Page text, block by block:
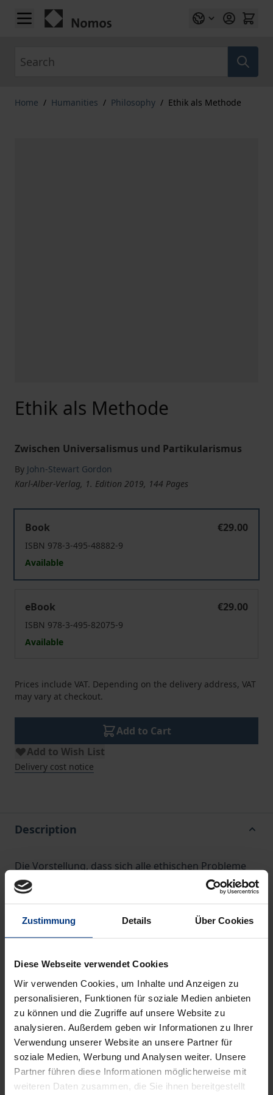
Zustimmung Details Über Cookies
Diese Webseite verwendet Cookies
Wir verwenden Cookies, um Inhalte und Anzeigen zu
personalisieren, Funktionen für soziale Medien anbieten
zu können und die Zugriffe auf unsere Website zu
analysieren. Außerdem geben wir Informationen zu Ihrer
Verwendung unserer Website an unsere Partner für
soziale Medien, Werbung und Analysen weiter. Unsere
Partner führen diese Informationen möglicherweise mit
weiteren Daten zusammen, die Sie ihnen bereitgestellt
Skip to Content
Home / Humanities / Philosophy / Ethik als Methode
Ethik als Methode
Zwischen Universalismus und Partikularismus
By John-Stewart Gordon
Karl-Alber-Verlag, 1. Edition 2019, 144 Pages
Book
€29.00
ISBN 978-3-495-48882-9
Available
eBook
€29.00
ISBN 978-3-495-82075-9
Available
Prices include VAT. Depending on the delivery address, VAT
may vary at checkout.
Add to Cart
Add to Wish List
Delivery cost notice
Description
Die Vorstellung, dass sich alle ethischen Probleme
mit nur einem Moralprinzip auflösen lassen, kann
Wirklichkeit gerecht werden. Dieses Buch stellt sich
damit gegen einen erheblichen Teil der ethischen
traditionellen ethischen Theorien zwar jeweils einen
Teilaspekt der moralischen Wirklichkeit richtig
herausarbeiten – in der Anwendung jedoch
fälschlicherweise geglaubt wird, dass die Theorie
grundsätzlich das Ganze der moralischen
Wirklichkeit abdecke. Die Komplexität eines
schwierigen moralischen Problems kann nur mittels
einer pluralistischen ethischen Methode